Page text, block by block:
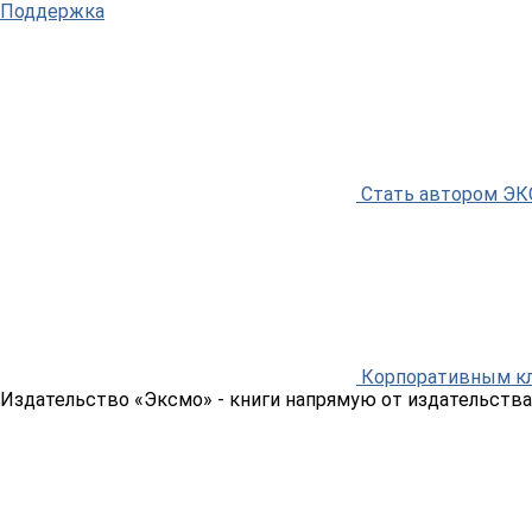
Поддержка
Стать автором
Корпоративным
Издательство «Эксмо» - книги напрямую от издательства